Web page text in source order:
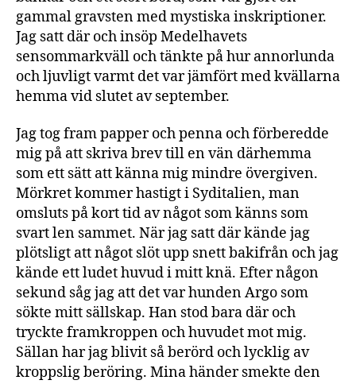
gammal gravsten med mystiska inskriptioner.
Jag satt där och insöp Medelhavets
sensommarkväll och tänkte på hur annorlunda
och ljuvligt varmt det var jämfört med kvällarna
hemma vid slutet av september.
Jag tog fram papper och penna och förberedde
mig på att skriva brev till en vän därhemma
som ett sätt att känna mig mindre övergiven.
Mörkret kommer hastigt i Syditalien, man
omsluts på kort tid av något som känns som
svart len sammet. När jag satt där kände jag
plötsligt att något slöt upp snett bakifrån och jag
kände ett ludet huvud i mitt knä. Efter någon
sekund såg jag att det var hunden Argo som
sökte mitt sällskap. Han stod bara där och
tryckte framkroppen och huvudet mot mig.
Sällan har jag blivit så berörd och lycklig av
kroppslig beröring. Mina händer smekte den